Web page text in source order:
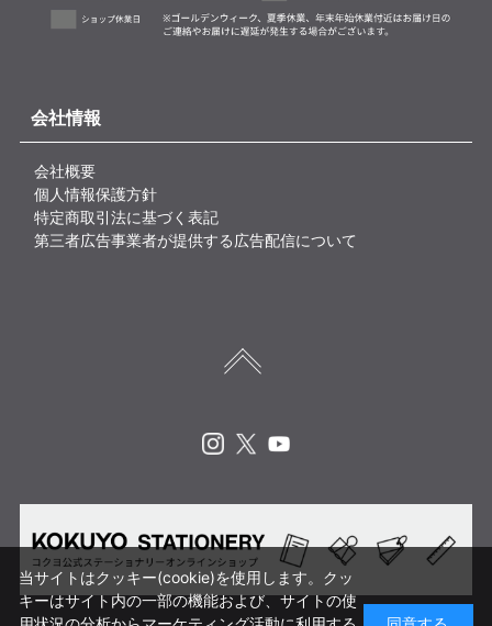
会社情報
会社概要
個人情報保護方針
特定商取引法に基づく表記
第三者広告事業者が提供する広告配信について
当サイトはクッキー(cookie)を使用します。クッ
キーはサイト内の一部の機能および、サイトの使